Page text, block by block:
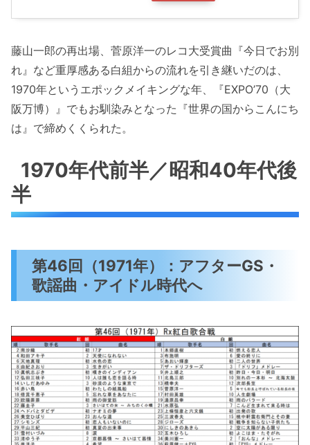
藤山一郎の再出場、菅原洋一のレコ大受賞曲『今日でお別
れ』など重厚感ある白組からの流れを引き継いだのは、
1970年というエポックメイキングな年、『EXPO’70（大
阪万博）』でもお馴染みとなった『世界の国からこんにち
は』で締めくくられた。
1970年代前半／昭和40年代後
半
第46回（1971年）：アフターGS・
歌謡曲・アイドル時代へ